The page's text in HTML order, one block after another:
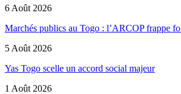
6 Août 2026
Marchés publics au Togo : l’ARCOP frappe
5 Août 2026
Yas Togo scelle un accord social majeur
1 Août 2026